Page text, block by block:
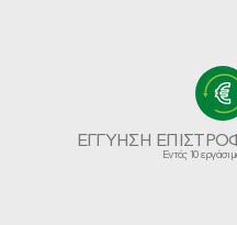
ΕΓΓΥΗΣΗ
Εντός 10